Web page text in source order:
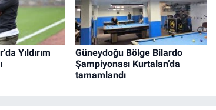
Yıldırım
Güneydoğu Bölge Bilardo
Şampiyonası Kurtalan’da
tamamlandı